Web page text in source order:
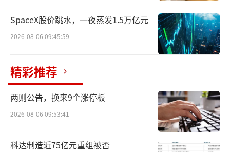
对于张亚苹离职后的继任安排，以及新零
售运营中心后续是否会有进一步调整，李锦记
方面暂未作出更多回应。
张亚苹受到关注，并不只是因为“副总
裁”头衔，而是因为她所在的新零售运营中
心，正是李锦记过去几年渠道调整中的关键一
环。
SpaceX股价跳水，一夜蒸发1.5万亿元
2026-08-06 09:45:59
精彩推荐
两则公告，换来9个涨停板
2026-08-06 09:53:41
科达制造近75亿元重组被否